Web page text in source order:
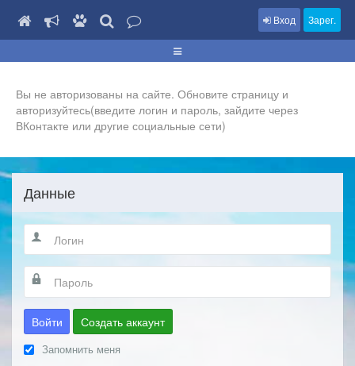
Вход Зарег.
Вы не авторизованы на сайте. Обновите страницу и
авторизуйтесь(введите логин и пароль, зайдите через
ВКонтакте или другие социальные сети)
Данные
Войти Создать аккаунт
Запомнить меня